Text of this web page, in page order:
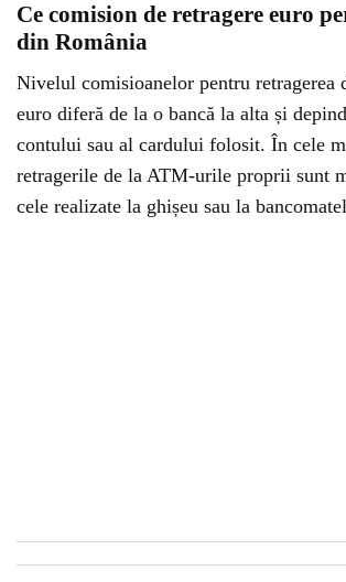
Ce comision de retragere euro
din România
Nivelul comisioanelor pentru retragerea
euro diferă de la o bancă la alta și
contului sau al cardului folosit. În cele
retragerile de la ATM-urile proprii sunt
cele realizate la ghișeu sau la